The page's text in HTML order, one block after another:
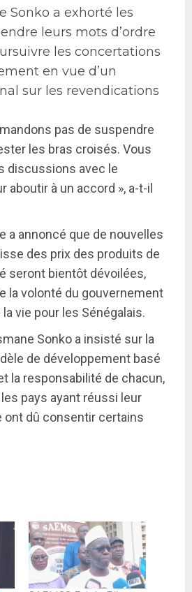
Sonko a exhorté les
leurs mots d’ordre
les concertations
en vue d’un
sur les revendications
pas de suspendre
les bras croisés. Vous
discussions avec le
aboutir à un accord », a-t-il
a annoncé que de nouvelles
des prix des produits de
seront bientôt dévoilées,
la volonté du gouvernement
la vie pour les Sénégalais.
Sonko a insisté sur la
de développement basé
la responsabilité de chacun,
pays ayant réussi leur
ont dû consentir certains